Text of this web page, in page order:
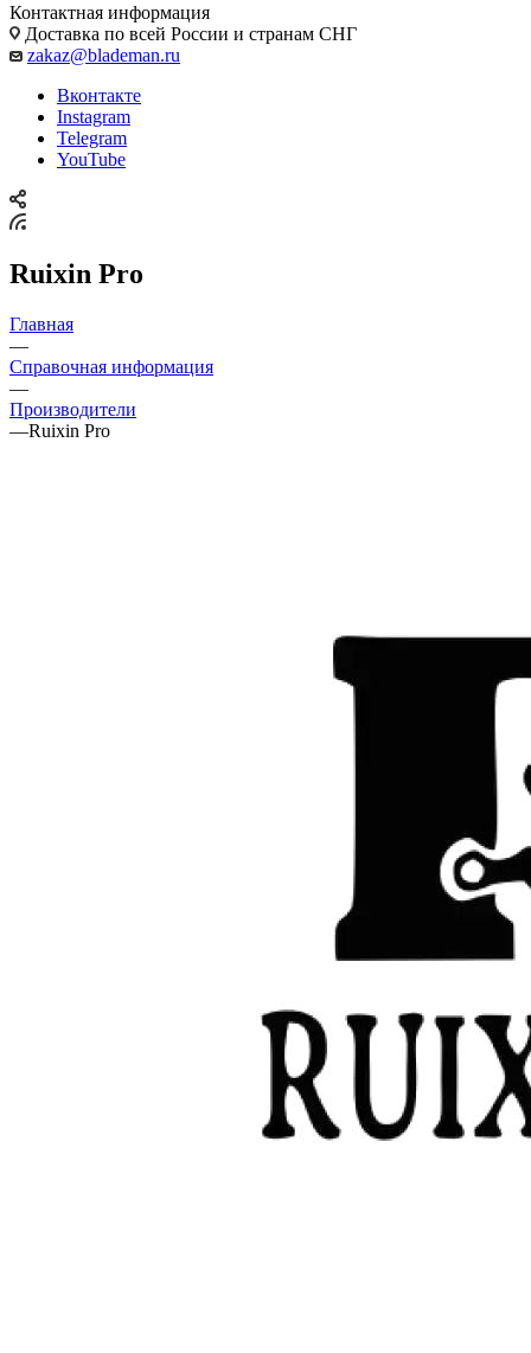
Контактная информация
Доставка по всей России и странам СНГ
zakaz@blademan.ru
Вконтакте
Instagram
Telegram
YouTube
Ruixin Pro
Главная
—
Справочная информация
—
Производители
—Ruixin Pro